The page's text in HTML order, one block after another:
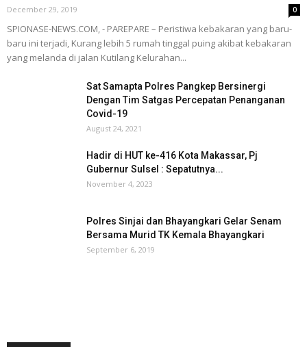
December 29, 2019 0
SPIONASE-NEWS.COM, - PAREPARE – Peristiwa kebakaran yang baru-
baru ini terjadi, Kurang lebih 5 rumah tinggal puing akibat kebakaran
yang melanda di jalan Kutilang Kelurahan...
Sat Samapta Polres Pangkep Bersinergi
Dengan Tim Satgas Percepatan Penanganan
Covid-19
August 24, 2021
Hadir di HUT ke-416 Kota Makassar, Pj
Gubernur Sulsel : Sepatutnya...
November 4, 2023
Polres Sinjai dan Bhayangkari Gelar Senam
Bersama Murid TK Kemala Bhayangkari
September 6, 2019